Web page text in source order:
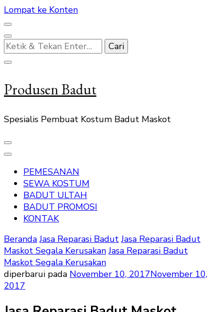
Lompat ke Konten
Mencari
Sesuatu?
Produsen Badut
Spesialis Pembuat Kostum Badut Maskot
PEMESANAN
SEWA KOSTUM
BADUT ULTAH
BADUT PROMOSI
KONTAK
Beranda Jasa Reparasi Badut Jasa Reparasi Badut
Maskot Segala Kerusakan Jasa Reparasi Badut
Maskot Segala Kerusakan
diperbarui pada November 10, 2017November 10,
2017